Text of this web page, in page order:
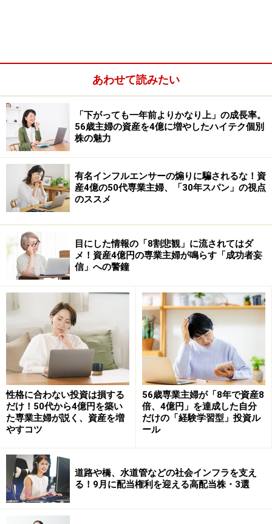
健康管理や運動など、長く続けたいライフスタイル
改善
家計簿や資産運用などの計画的な取り組み
2025年の「甲子の日」はいつ？
甲子の日は60日に一度規則正しく巡るため、年間6回前
後ありますが、ほかの暦注（※暦やカレンダーに記され
たその日の吉凶や運勢などを注記したもの）との重なり
により吉日として数えられないときもあります。2025年
の場合、吉日として数えられる「甲子の日」は4回。
8月23日（土）
10月22日（水）
12月21日（日）
あわせて読みたい
「下がっても一年前よりかなり上」の成長率。
56歳主婦の資産を4億に増やしたハイテク個別
株の魅力
有名インフルエンサーの煽りに騙されるな！資
産4億の50代専業主婦、「30年スパン」の視点
のススメ
目にした情報の「8割悲観」に流されてはダ
メ！資産4億円の専業主婦が鳴らす「成功者妄
信」への警鐘
性格に合わない投資は損する
だけ！50代から4億円を築い
た専業主婦が説く、資産を増
やすコツ
56歳専業主婦が「8年で資産8
倍、4億円」を達成した自分
だけの「経験学習型」投資ル
ール
道路や橋、水道管などの社会インフラを支え
る！9月に配当権利を迎える高配当株・3選